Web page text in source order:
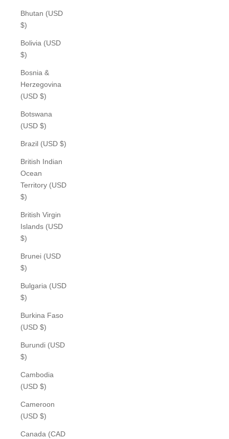
Bhutan (USD
$)
Bolivia (USD
$)
Bosnia &
Herzegovina
(USD $)
Botswana
(USD $)
Brazil (USD $)
British Indian
Ocean
Territory (USD
$)
British Virgin
Islands (USD
$)
Brunei (USD
$)
Bulgaria (USD
$)
Burkina Faso
(USD $)
Burundi (USD
$)
Cambodia
(USD $)
Cameroon
(USD $)
Canada (CAD